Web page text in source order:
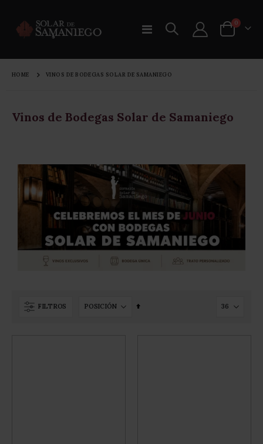
Toggle
Cart
0
HOME VINOS DE BODEGAS SOLAR DE SAMANIEGO
Vinos de Bodegas Solar de Samaniego
FILTROS
Set